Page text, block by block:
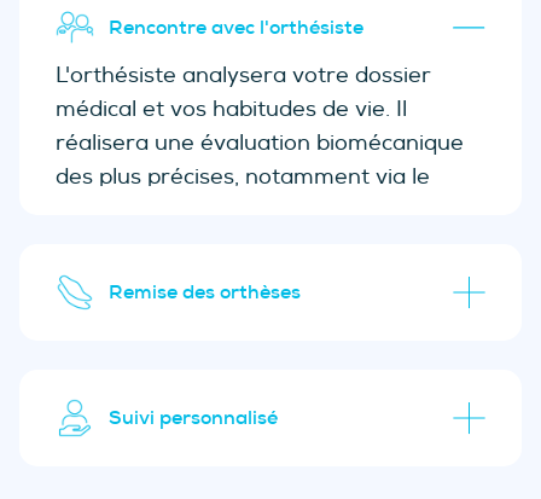
Orthèses plantaires pédiatriques.
Rencontre avec l'orthésiste
L'orthésiste analysera votre dossier
médical et vos habitudes de vie. Il
réalisera une évaluation biomécanique
des plus précises, notamment via le
plus optimal pour vous.
Remise des orthèses
Suivi personnalisé